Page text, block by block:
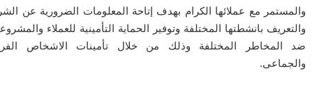
والمستمر مع عملائها الكرام بهدف إتاحة المعلومات الضرورية عن
والتعريف بانشطتها المختلفة وتوفير الحماية التأمينية للعملاء
ضد المخاطر المختلفة وذلك من خلال تأمينات الاشخاص
والجماعى.